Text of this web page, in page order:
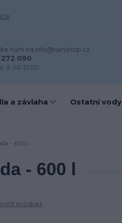
nám na info@rainshop.cz
090
9.00-15.00
a závlaha Ostatní vody
- 600 l
- 600 l
produkt